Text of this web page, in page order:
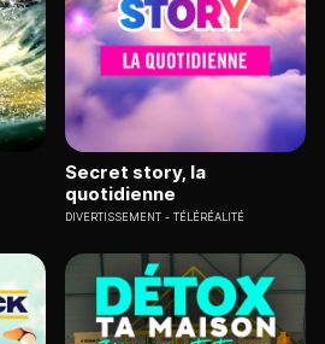
Secret story, la
quotidienne
DIVERTISSEMENT TÉLÉRÉALITÉ